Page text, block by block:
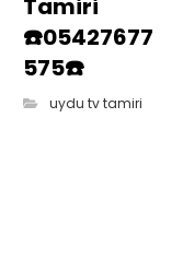
Tamiri
☎️05427677
575☎️
uydu tv tamiri